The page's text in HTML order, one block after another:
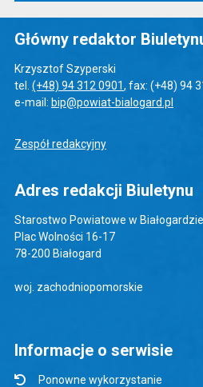
Główny redaktor
Krzysztof Szyperski
tel. (+48) 94 312 0901, fax: (+48) 94
e-mail: bip@powiat-bialogard.pl
Zespół redakcyjny
Adres redakcji Biuletynu
Starostwo Powiatowe w Białogardzie
Plac Wolności 16-17
78-200 Białogard
woj. zachodniopomorskie
Informacje o serwisie
Ponowne wykorzystanie